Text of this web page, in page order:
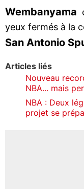
Wembanyama
yeux fermés à la
San Antonio
Articles liés
Nouveau
NBA... mais
NBA : Deux
projet se